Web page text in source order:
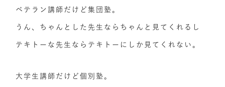
ベテラン講師だけど集団塾。
うん、ちゃんとした先生ならちゃんと見てくれるし
テキトーな先生ならテキトーにしか見てくれない。
大学生講師だけど個別塾。